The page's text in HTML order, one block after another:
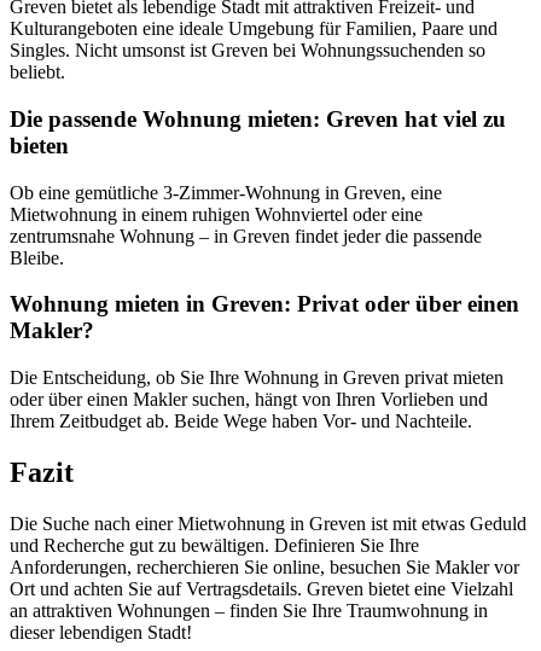
Greven bietet als lebendige Stadt mit attraktiven Freizeit- und
Kulturangeboten eine ideale Umgebung für Familien, Paare und
Singles. Nicht umsonst ist Greven bei Wohnungssuchenden so
beliebt.
Die passende Wohnung mieten: Greven hat viel zu
bieten
Ob eine gemütliche 3-Zimmer-Wohnung in Greven, eine
Mietwohnung in einem ruhigen Wohnviertel oder eine
zentrumsnahe Wohnung – in Greven findet jeder die passende
Bleibe.
Wohnung mieten in Greven: Privat oder über einen
Makler?
Die Entscheidung, ob Sie Ihre Wohnung in Greven privat mieten
oder über einen Makler suchen, hängt von Ihren Vorlieben und
Ihrem Zeitbudget ab. Beide Wege haben Vor- und Nachteile.
Fazit
Die Suche nach einer Mietwohnung in Greven ist mit etwas Geduld
und Recherche gut zu bewältigen. Definieren Sie Ihre
Anforderungen, recherchieren Sie online, besuchen Sie Makler vor
Ort und achten Sie auf Vertragsdetails. Greven bietet eine Vielzahl
an attraktiven Wohnungen – finden Sie Ihre Traumwohnung in
dieser lebendigen Stadt!